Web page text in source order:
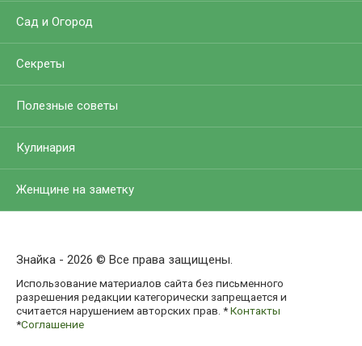
Сад и Огород
Секреты
Полезные советы
Кулинария
Женщине на заметку
Знайка - 2026 © Все права защищены.
Использование материалов сайта без письменного
разрешения редакции категорически запрещается и
считается нарушением авторских прав. *Контакты
*Соглашение